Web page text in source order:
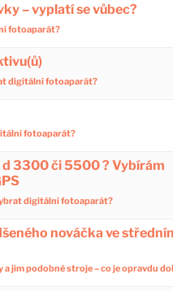
– vyplatí se vůbec?
fotoaparát?
digitální fotoaparát?
fotoaparát?
3300 či 5500 ? Vybírám
digitální fotoaparát?
nováčka ve
a jim podobné stroje – co je opravdu